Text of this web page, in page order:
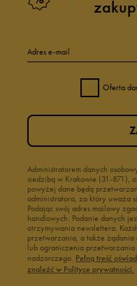
Adres e-mail
Oferta
Administratorem danych
siedzibą w Krakowie (31-871),
powyżej dane będą
administratora, za który uważa
Podając swój adres mailowy
handlowych. Podanie danych
otrzymywania newslettera.
przetwarzania, a także żądania
lub ograniczenia
nadzorczego. Pełną treść
znaleźć w Polityce prywatności.